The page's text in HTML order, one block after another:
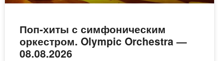
Поп-хиты с симфоническим
оркестром. Olympic Orchestra —
08.08.2026